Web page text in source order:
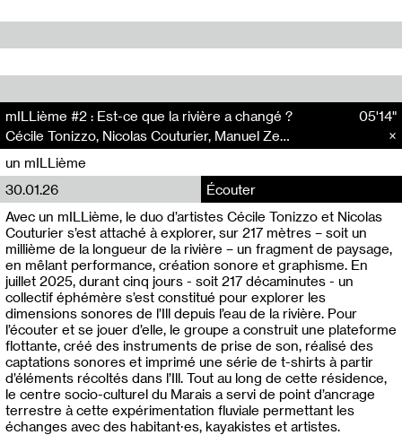
mILLième #2 : Est-ce que la rivière a changé ?
Cécile Tonizzo, Nicolas Couturier, Manuel Zenner, Aquila Lescene, Curtis Coco, Cyril Magnier
05'14"
un mILLième
30.01.26
Écouter
Avec un mILLième, le duo d’artistes Cécile Tonizzo et Nicolas
Couturier s’est attaché à explorer, sur 217 mètres – soit un
millième de la longueur de la rivière – un fragment de paysage,
en mêlant performance, création sonore et graphisme. En
juillet 2025, durant cinq jours - soit 217 décaminutes - un
collectif éphémère s’est constitué pour explorer les
dimensions sonores de l’Ill depuis l’eau de la rivière. Pour
l’écouter et se jouer d’elle, le groupe a construit une plateforme
flottante, créé des instruments de prise de son, réalisé des
captations sonores et imprimé une série de t-shirts à partir
d’éléments récoltés dans l’Ill. Tout au long de cette résidence,
le centre socio-culturel du Marais a servi de point d’ancrage
terrestre à cette expérimentation fluviale permettant les
échanges avec des habitant·es, kayakistes et artistes.